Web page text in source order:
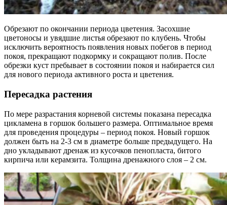
Обрезают по окончании периода цветения. Засохшие
цветоносы и увядшие листья обрезают по клубень. Чтобы
исключить вероятность появления новых побегов в период
покоя, прекращают подкормку и сокращают полив. После
обрезки куст пребывает в состоянии покоя и набирается сил
для нового периода активного роста и цветения.
Пересадка растения
По мере разрастания корневой системы показана пересадка
цикламена в горшок большего размера. Оптимальное время
для проведения процедуры – период покоя. Новый горшок
должен быть на 2-3 см в диаметре больше предыдущего. На
дно укладывают дренаж из кусочков пенопласта, битого
кирпича или керамзита. Толщина дренажного слоя – 2 см.